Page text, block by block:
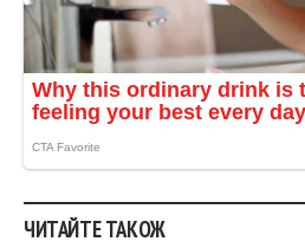
ЧИТАЙТЕ ТАКОЖ